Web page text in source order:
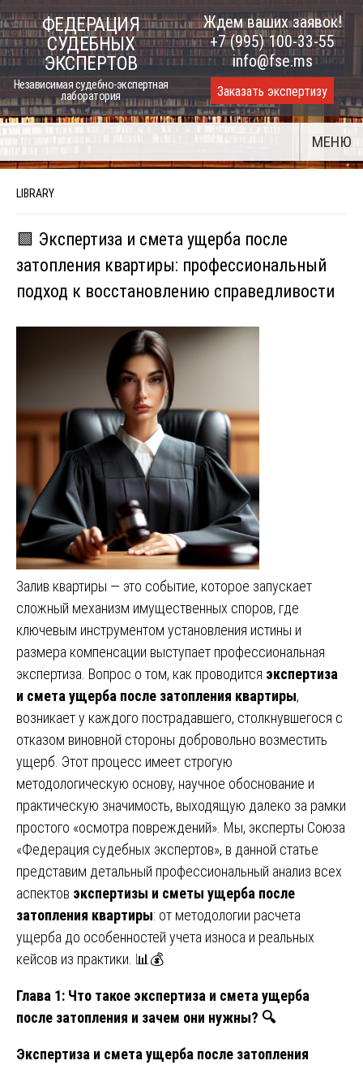
Skip
to
content
ФЕДЕРАЦИЯ
СУДЕБНЫХ
ЭКСПЕРТОВ
Независимая судебно-экспертная
лаборатория
Ждем ваших заявок!
+7 (995) 100-33-55
info@fse.ms
Заказать экспертизу
МЕНЮ
LIBRARY
🟩 Экспертиза и смета ущерба после
затопления квартиры: профессиональный
подход к восстановлению справедливости
Залив квартиры — это событие, которое запускает
сложный механизм имущественных споров, где
ключевым инструментом установления истины и
размера компенсации выступает профессиональная
экспертиза. Вопрос о том, как проводится экспертиза
и смета ущерба после затопления квартиры,
возникает у каждого пострадавшего, столкнувшегося с
отказом виновной стороны добровольно возместить
ущерб. Этот процесс имеет строгую
методологическую основу, научное обоснование и
практическую значимость, выходящую далеко за рамки
простого «осмотра повреждений». Мы, эксперты Союза
«Федерация судебных экспертов», в данной статье
представим детальный профессиональный анализ всех
аспектов экспертизы и сметы ущерба после
затопления квартиры: от методологии расчета
ущерба до особенностей учета износа и реальных
кейсов из практики. 📊💰
Глава 1: Что такое экспертиза и смета ущерба
после затопления и зачем они нужны? 🔍
Экспертиза и смета ущерба после затопления